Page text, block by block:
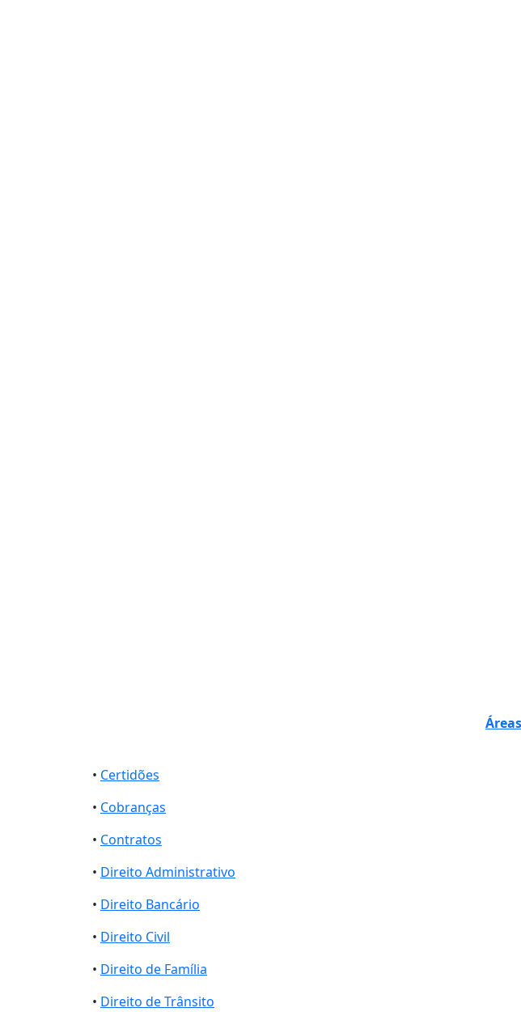
• Certidões
• Cobranças
• Contratos
• Direito Administrativo
• Direito Bancário
• Direito Civil
• Direito de Família
• Direito de Trânsito